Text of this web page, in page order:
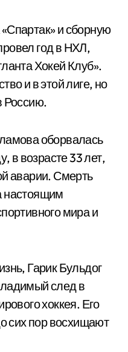
и сборную
год в НХЛ,
Хокей Клуб».
и в этой лиге, но
Россию.
оборвалась
в возрасте 33 лет,
аварии. Смерть
настоящим
мира и
Гарик Бульдог
след в
хоккея. Его
сих пор восхищают